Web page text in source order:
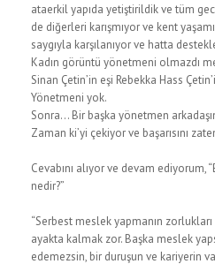
ataerkil yapıda yetiştirildik ve tüm
de diğerleri karışmıyor ve kent
saygıyla karşılanıyor ve hatta
Kadın görüntü yönetmeni olmazdı
Sinan Çetin’in eşi Rebekka Hass
Yönetmeni yok.
Sonra… Bir başka yönetmen
Zaman ki’yi çekiyor ve başarısını
Cevabını alıyor ve devam
nedir?”
“Serbest meslek yapmanın
ayakta kalmak zor. Başka meslek
edemezsin, bir duruşun ve kariyerin